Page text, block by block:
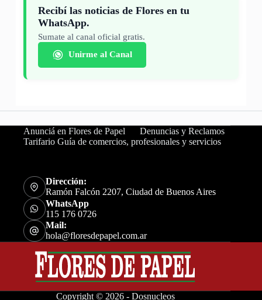
Recibí las noticias de Flores en tu
WhatsApp.
Sumate al canal oficial gratis.
Unirme al Canal
Anunciá en Flores de Papel
Denuncias y Reclamos
Tarifario Guía de comercios, profesionales y servicios
Dirección:
Ramón Falcón 2207, Ciudad de Buenos Aires
WhatsApp
115 176 0726
Mail:
hola@floresdepapel.com.ar
Copyright © 2026 - Dosnucleos